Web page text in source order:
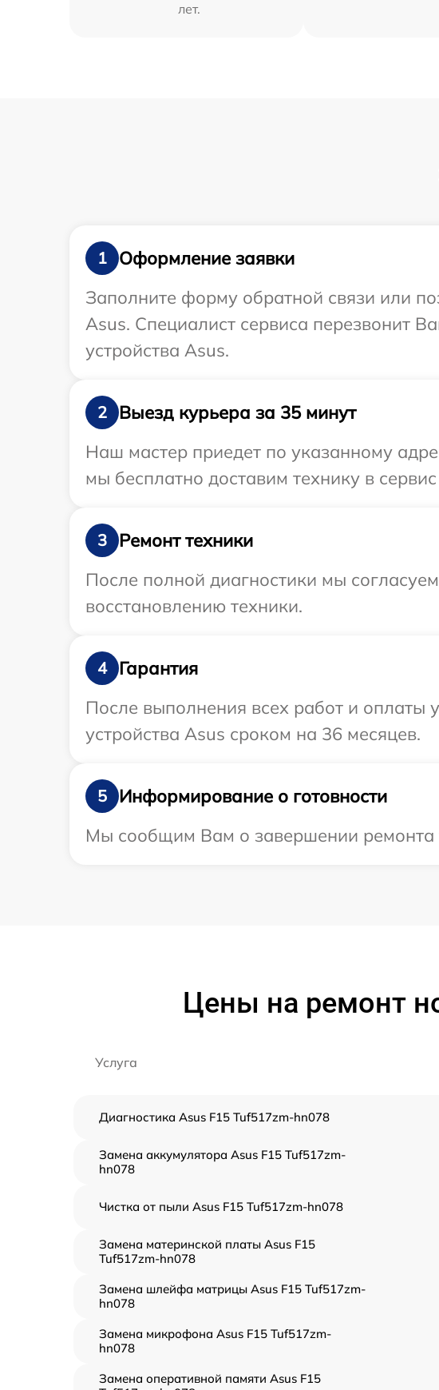
лет.
1
Оформление заявки
Заполните форму обратной связи или
Asus. Специалист сервиса перезвонит
устройства Asus.
2
Выезд курьера за 35 минут
Наш мастер приедет по указанному
мы бесплатно доставим технику в
3
Ремонт техники
После полной диагностики мы
восстановлению техники.
4
Гарантия
После выполнения всех работ и
устройства Asus сроком на 36 месяцев.
5
Информирование о готовности
Мы сообщим Вам о завершении ремонта
Цены на ремонт
Услуга
Диагностика Asus F15 Tuf517zm-hn078
Замена аккумулятора Asus F15 Tuf517zm-
hn078
Чистка от пыли Asus F15 Tuf517zm-hn078
Замена материнской платы Asus F15
Tuf517zm-hn078
Замена шлейфа матрицы Asus F15 Tuf517zm-
hn078
Замена микрофона Asus F15 Tuf517zm-
hn078
Замена оперативной памяти Asus F15